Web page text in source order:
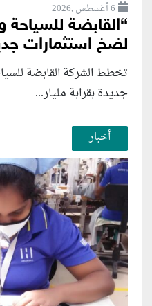
6 أغسطس ,2026
“القابضة للسياحة
لضخ استثمارات
تخطط الشركة القابضة
جديدة بقرابة مليار...
أخبار